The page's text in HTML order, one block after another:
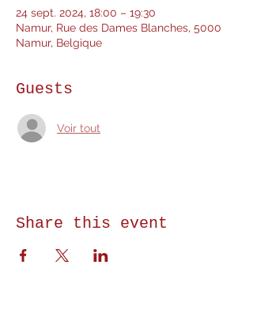
24 sept. 2024, 18:00 – 19:30
Namur, Rue des Dames Blanches, 5000
Namur, Belgique
Guests
Voir tout
Share this event